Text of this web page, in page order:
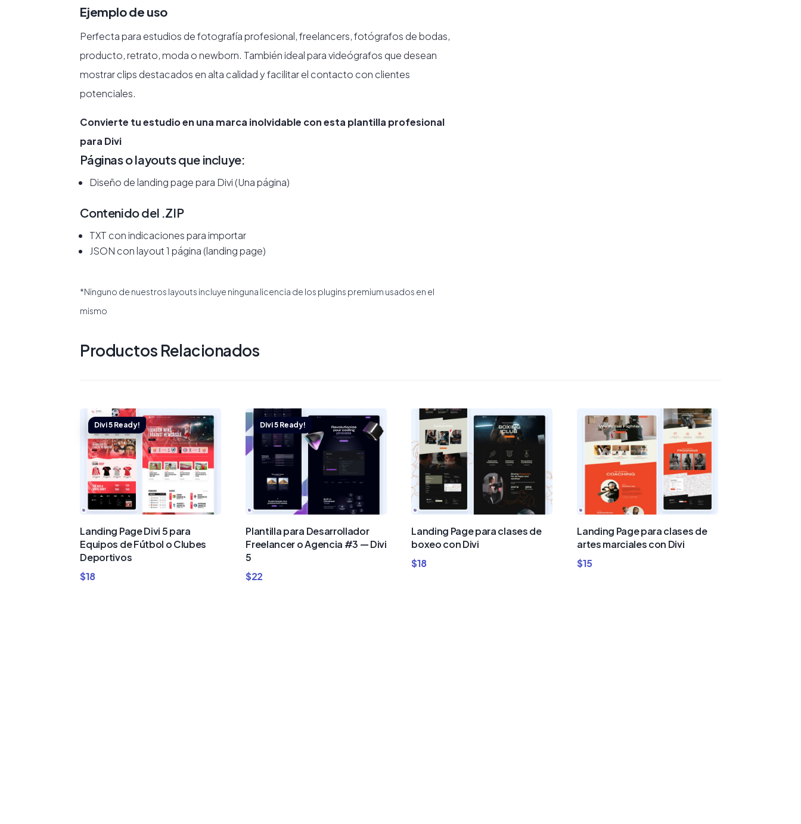
Ejemplo de uso
Perfecta para estudios de fotografía profesional, freelancers, fotógrafos de bodas,
producto, retrato, moda o newborn. También ideal para videógrafos que desean
mostrar clips destacados en alta calidad y facilitar el contacto con clientes
potenciales.
Convierte tu estudio en una marca inolvidable con esta plantilla profesional
para Divi
Páginas o layouts que incluye:
Diseño de landing page para Divi (Una página)
Contenido del .ZIP
TXT con indicaciones para importar
JSON con layout 1 página (landing page)
*Ninguno de nuestros layouts incluye ninguna licencia de los plugins premium usados en el
mismo
Productos Relacionados
Landing Page Divi 5 para
Equipos de Fútbol o Clubes
Deportivos
$18
Plantilla para Desarrollador
Freelancer o Agencia #3 — Divi
5
$22
Landing Page para clases de
boxeo con Divi
$18
Landing Page para clases de
artes marciales con Divi
$15